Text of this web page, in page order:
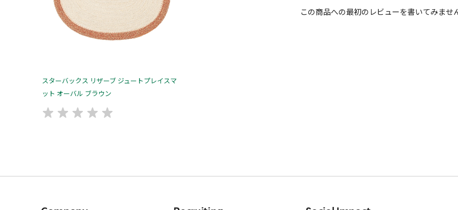
スターバックス リザーブ ジュートプレイスマ
ット オーバル ブラウン
この商品への最初のレビューを書いてみませ